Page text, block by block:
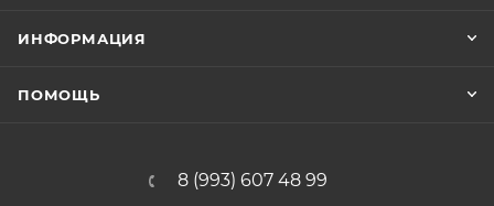
ИНФОРМАЦИЯ
ПОМОЩЬ
8 (993) 607 48 99